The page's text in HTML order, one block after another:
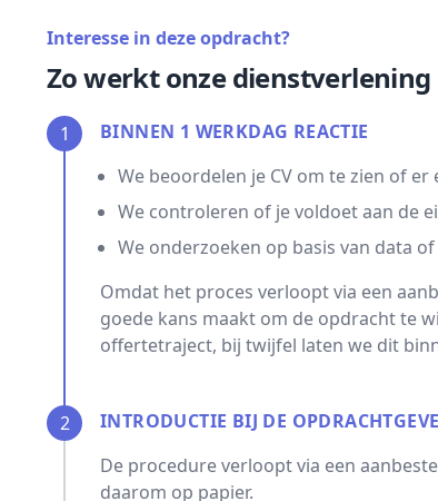
Interesse in deze opdracht?
Zo werkt onze dienstverlening
1
BINNEN 1 WERKDAG REACTIE
We beoordelen je CV om te zien of er
We controleren of je voldoet aan de
We onderzoeken op basis van data
Omdat het proces verloopt via een
goede kans maakt om de opdracht te
offertetraject, bij twijfel laten we dit
2
INTRODUCTIE BIJ DE
De procedure verloopt via een
daarom op papier.